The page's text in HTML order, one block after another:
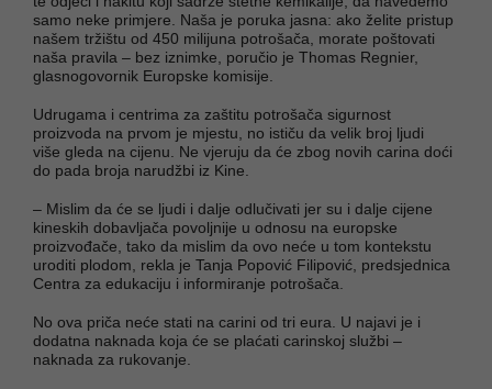
samo neke primjere. Naša je poruka jasna: ako želite pristup
našem tržištu od 450 milijuna potrošača, morate poštovati
naša pravila – bez iznimke, poručio je Thomas Regnier,
glasnogovornik Europske komisije.
Udrugama i centrima za zaštitu potrošača sigurnost
proizvoda na prvom je mjestu, no ističu da velik broj ljudi
više gleda na cijenu. Ne vjeruju da će zbog novih carina doći
do pada broja narudžbi iz Kine.
– Mislim da će se ljudi i dalje odlučivati jer su i dalje cijene
kineskih dobavljača povoljnije u odnosu na europske
proizvođače, tako da mislim da ovo neće u tom kontekstu
uroditi plodom, rekla je Tanja Popović Filipović, predsjednica
Centra za edukaciju i informiranje potrošača.
No ova priča neće stati na carini od tri eura. U najavi je i
dodatna naknada koja će se plaćati carinskoj službi –
naknada za rukovanje.